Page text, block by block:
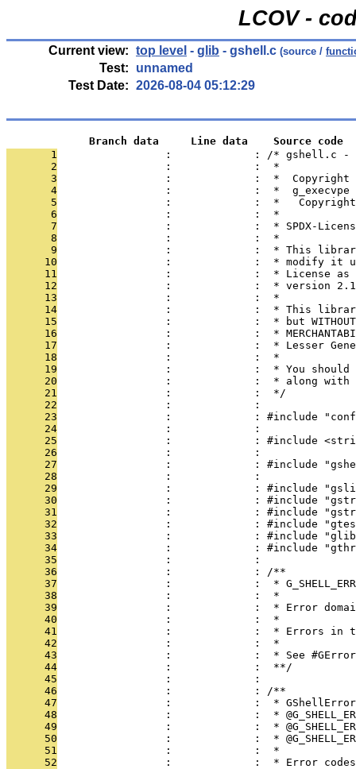
LCOV -
Current view: top level - glib - gshell.c (source /
Test:
unnamed
Test Date: 2026-08-04 05:12:29
             Branch data     Line data    Source code
       1
:             : /* gshell.c -
       2
                 :             :  *
       3
:             :  *  Copyright
       4
:             :  *
       5
:             :  *
       6
                 :             :  *
       7
:             :  * SPDX-
       8
                 :             :  *
       9
:             :  * This
      10
:             :  * modify it
      11
:             :  * License
      12
:             :  * version
      13
                 :             :  *
      14
:             :  * This
      15
:             :  * but
      16
:             :  *
      17
:             :  * Lesser
      18
                 :             :  *
      19
:             :  * You
      20
:             :  * along
      21
                 :             :  */
      22
                 :             :
      23
:             : #include
      24
                 :             :
      25
:             : #include
      26
                 :             :
      27
:             : #include
      28
                 :             :
      29
:             : #include
      30
:             : #include
      31
:             : #include
      32
:             : #include
      33
:             : #include
      34
:             : #include
      35
                 :             :
      36
                 :             : /**
      37
:             :  *
      38
                 :             :  *
      39
:             :  * Error
      40
                 :             :  *
      41
:             :  * Errors in
      42
                 :             :  *
      43
:             :  * See
      44
                 :             :  **/
      45
                 :             :
      46
                 :             : /**
      47
:             :  *
      48
:             :  *
      49
:             :  *
      50
:             :  *
      51
                 :             :  *
      52
:             :  * Error